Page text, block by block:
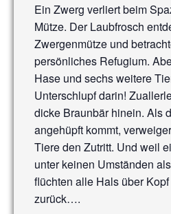
Ein Zwerg verliert beim
Mütze. Der Laubfrosch
Zwergenmütze und
persönliches Refugium.
Hase und sechs weitere
Unterschlupf darin!
dicke Braunbär hinein. Als
angehüpft kommt,
Tiere den Zutritt. Und weil
unter keinen Umständen
flüchten alle Hals über
zurück….